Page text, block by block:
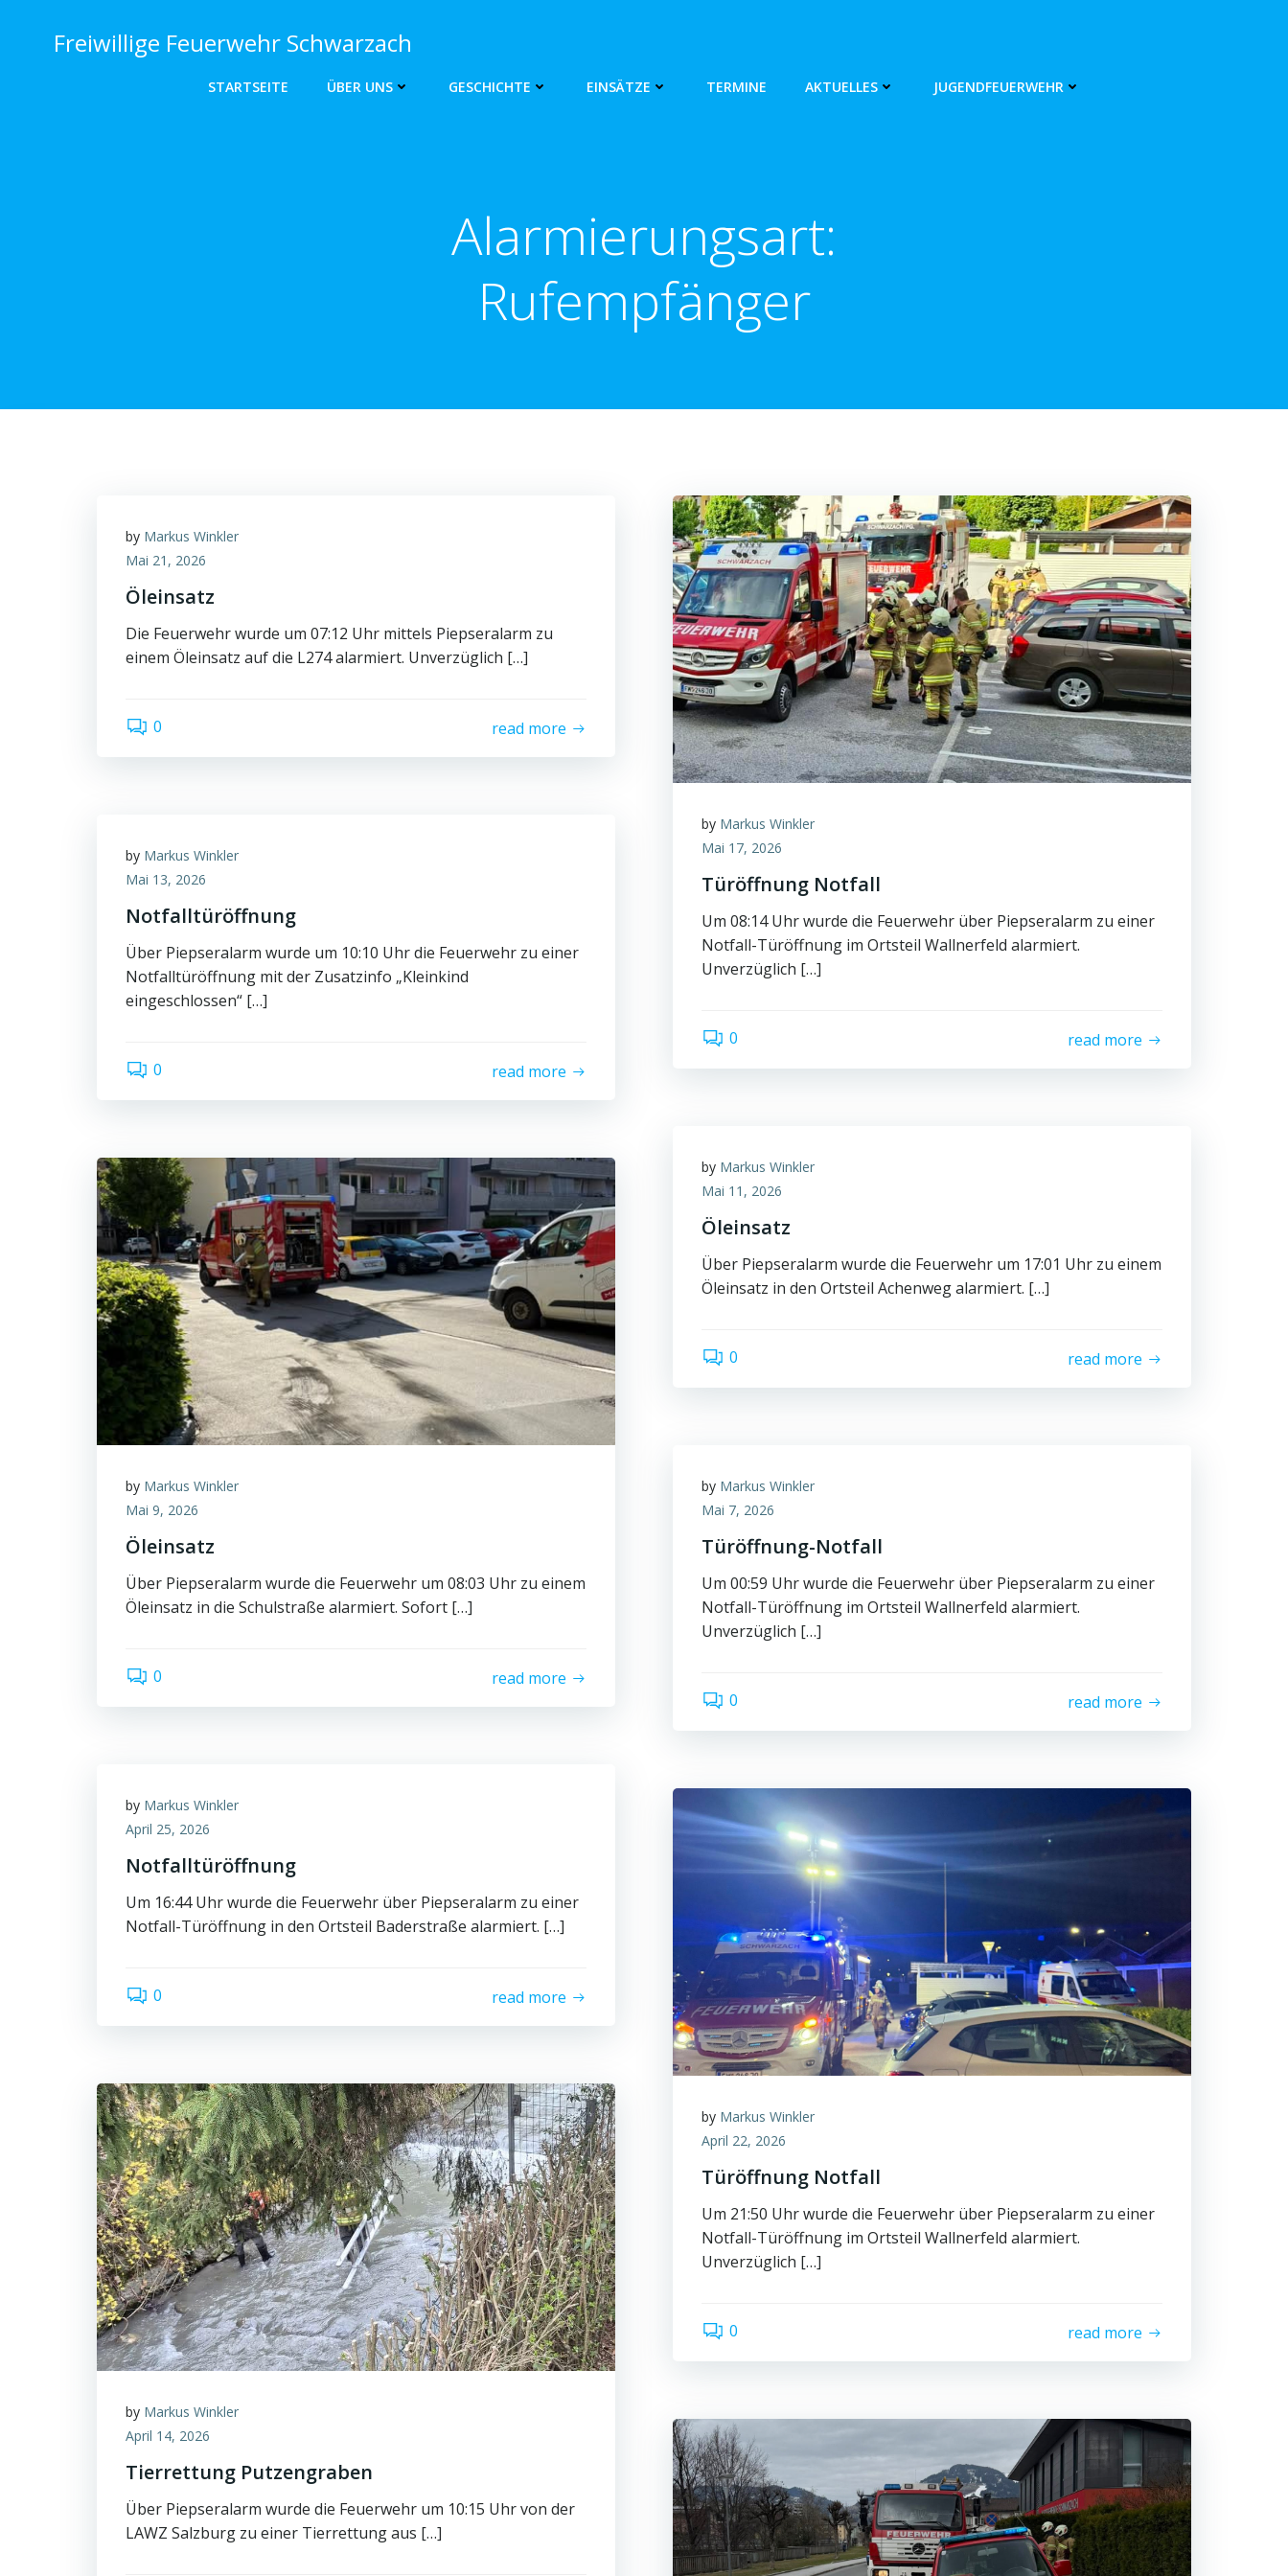
springenFreiwillige Feuerwehr Schwarzach
STARTSEITE ÜBER UNS GESCHICHTE EINSÄTZE TERMINE AKTUELLES JUGENDFEUERWEHR
Alarmierungsart:
Rufempfänger
by Markus Winkler
Mai 21, 2026
Öleinsatz
Die Feuerwehr wurde um 07:12 Uhr mittels Piepseralarm zu
einem Öleinsatz auf die L274 alarmiert. Unverzüglich […]
0 read more
by Markus Winkler
Mai 17, 2026
Türöffnung Notfall
Um 08:14 Uhr wurde die Feuerwehr über Piepseralarm zu einer
Notfall-Türöffnung im Ortsteil Wallnerfeld alarmiert.
Unverzüglich […]
0 read more
by Markus Winkler
Mai 13, 2026
Notfalltüröffnung
Über Piepseralarm wurde um 10:10 Uhr die Feuerwehr zu einer
Notfalltüröffnung mit der Zusatzinfo „Kleinkind
eingeschlossen“ […]
0 read more
by Markus Winkler
Mai 11, 2026
Öleinsatz
Über Piepseralarm wurde die Feuerwehr um 17:01 Uhr zu einem
Öleinsatz in den Ortsteil Achenweg alarmiert. […]
0 read more
by Markus Winkler
Mai 9, 2026
Öleinsatz
Über Piepseralarm wurde die Feuerwehr um 08:03 Uhr zu einem
Öleinsatz in die Schulstraße alarmiert. Sofort […]
0 read more
by Markus Winkler
Mai 7, 2026
Türöffnung-Notfall
Um 00:59 Uhr wurde die Feuerwehr über Piepseralarm zu einer
Notfall-Türöffnung im Ortsteil Wallnerfeld alarmiert.
Unverzüglich […]
0 read more
by Markus Winkler
April 25, 2026
Notfalltüröffnung
Um 16:44 Uhr wurde die Feuerwehr über Piepseralarm zu einer
Notfall-Türöffnung in den Ortsteil Baderstraße alarmiert. […]
0 read more
by Markus Winkler
April 22, 2026
Türöffnung Notfall
Um 21:50 Uhr wurde die Feuerwehr über Piepseralarm zu einer
Notfall-Türöffnung im Ortsteil Wallnerfeld alarmiert.
Unverzüglich […]
0 read more
by Markus Winkler
April 14, 2026
Tierrettung Putzengraben
Über Piepseralarm wurde die Feuerwehr um 10:15 Uhr von der
LAWZ Salzburg zu einer Tierrettung aus […]